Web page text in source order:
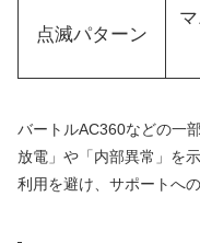
点滅パターン
バートルAC360などの一
放電」や「内部異常」を
利用を避け、サポートへ